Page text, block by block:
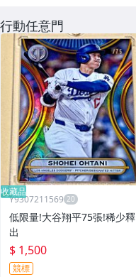
行動任意門
收藏品
Y9307211569
低限量!大谷翔平75張!稀少釋
出
$ 1,500
競標